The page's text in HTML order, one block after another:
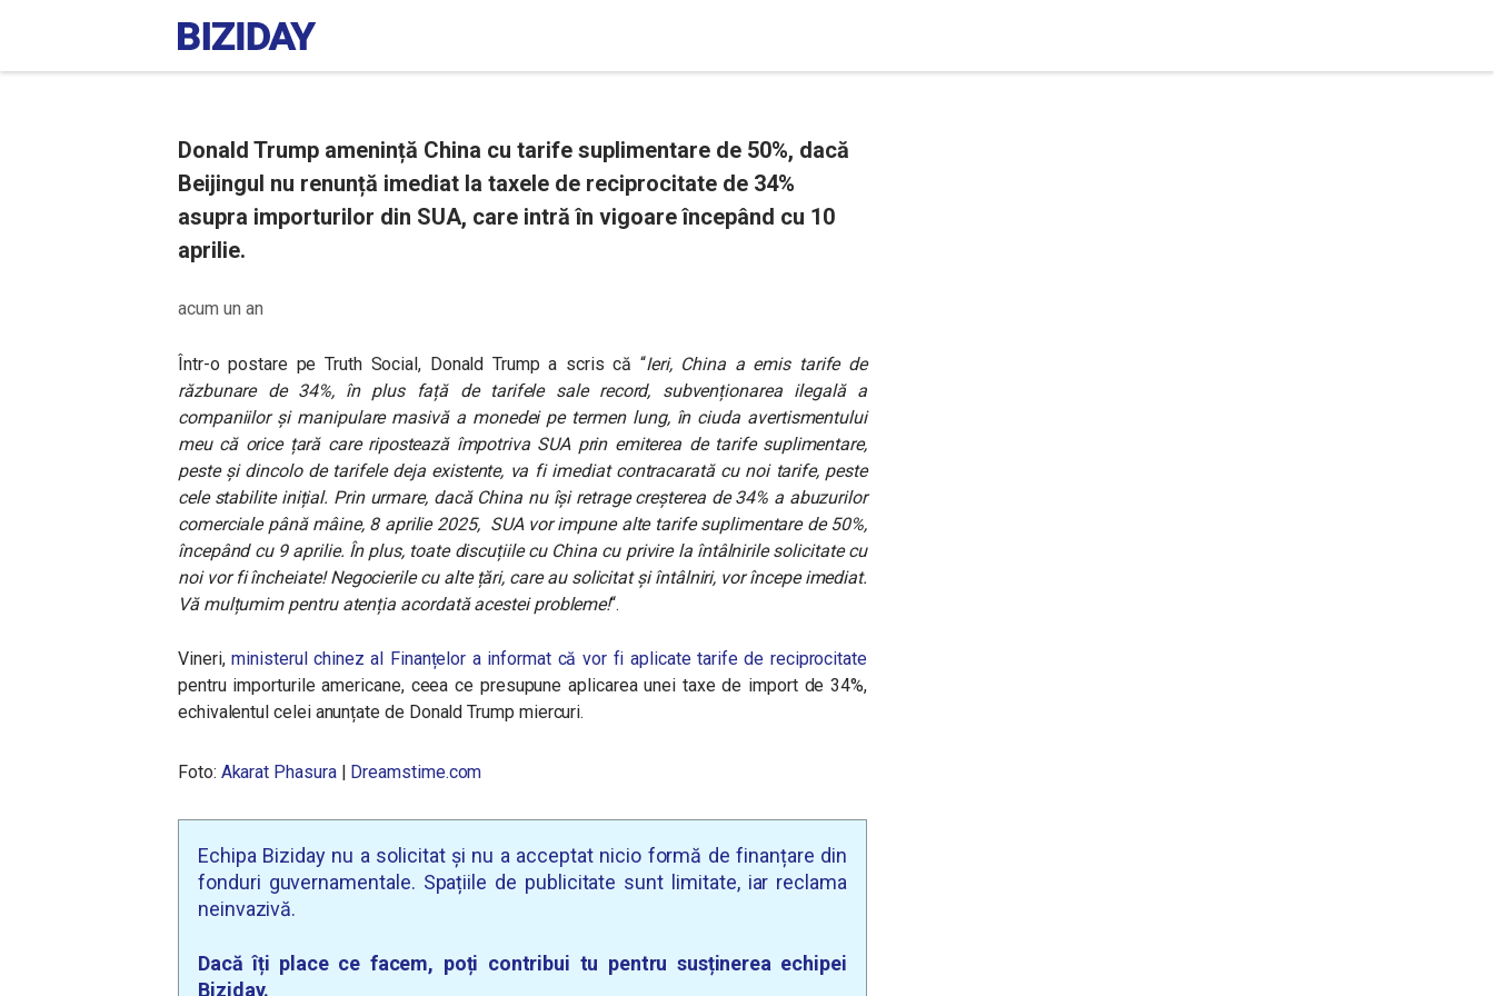
Donald Trump amenință China cu tarife suplimentare de 50%, dacă
Beijingul nu renunță imediat la taxele de reciprocitate de 34%
asupra importurilor din SUA, care intră în vigoare începând cu 10
aprilie.
acum un an
Într-o postare pe Truth Social, Donald Trump a scris că “Ieri, China a emis tarife de
răzbunare de 34%, în plus față de tarifele sale record, subvenționarea ilegală a
companiilor și manipulare masivă a monedei pe termen lung, în ciuda avertismentului
meu că orice țară care ripostează împotriva SUA prin emiterea de tarife suplimentare,
peste și dincolo de tarifele deja existente, va fi imediat contracarată cu noi tarife, peste
cele stabilite inițial. Prin urmare, dacă China nu își retrage creșterea de 34% a abuzurilor
comerciale până mâine, 8 aprilie 2025, SUA vor impune alte tarife suplimentare de 50%,
începând cu 9 aprilie. În plus, toate discuțiile cu China cu privire la întâlnirile solicitate cu
noi vor fi încheiate! Negocierile cu alte țări, care au solicitat și întâlniri, vor începe imediat.
Vă mulțumim pentru atenția acordată acestei probleme!“.
Vineri,ministerul chinez al Finanțelor a informat că vor fi aplicate tarife de reciprocitate
pentru importurile americane, ceea ce presupune aplicarea unei taxe de import de 34%,
echivalentul celei anunțate de Donald Trump miercuri.
Foto: Akarat Phasura| Dreamstime.com
Echipa Biziday nu a solicitat și nu a acceptat nicio formă de finanțare din
fonduri guvernamentale. Spațiile de publicitate sunt limitate, iar reclama
neinvazivă.
Dacă îți place ce facem, poți contribui tu pentru susținerea echipei
Biziday.